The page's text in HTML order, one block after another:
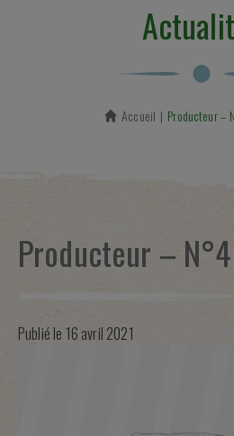
Accueil En cours :
Producteur –
Producteur – N°4
Publié le 16 avril 2021